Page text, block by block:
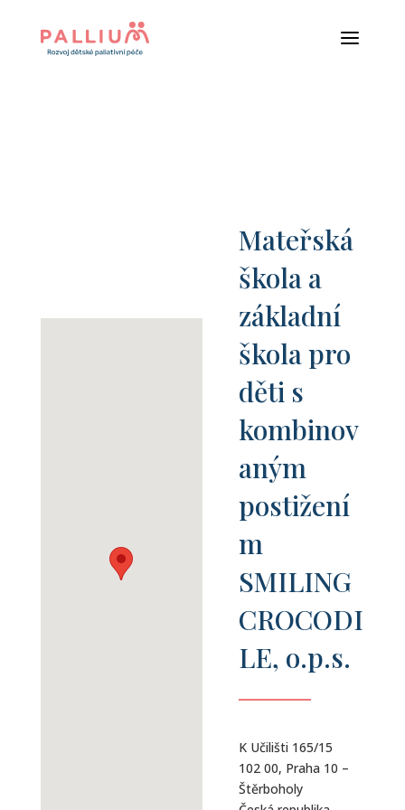
a
Mateřská
škola a
základní
škola pro
děti s
kombinov
aným
postižení
m
SMILING
CROCODI
LE, o.p.s.
K Učilišti 165/15
102 00, Praha 10 –
Štěrboholy